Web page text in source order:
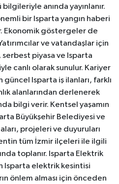
anında yayınlanır.
bir Isparta yangın haberi
Ekonomik göstergeler de
ve vatandaşlar için
serbest piyasa ve Isparta
canlı olarak sunulur. Kariyer
güncel Isparta iş ilanları, farklı
alanlarından derlenerek
bilgi verir. Kentsel yaşamın
Büyükşehir Belediyesi ve
projeleri ve duyuruları
tüm İzmir ilçeleri ile ilgili
toplanır. Isparta Elektrik
Isparta elektrik kesintisi
önlem alması için önceden